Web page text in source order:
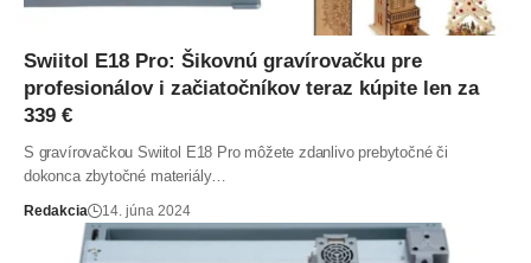
Swiitol E18 Pro: Šikovnú gravírovačku pre
profesionálov i začiatočníkov teraz kúpite len za
339 €
S gravírovačkou Swiitol E18 Pro môžete zdanlivo prebytočné či
dokonca zbytočné materiály…
Redakcia 14. júna 2024